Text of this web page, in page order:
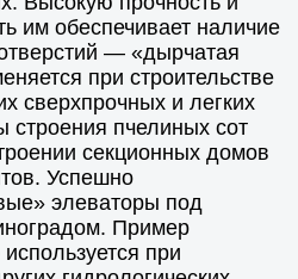
им обеспечивает наличие
— «дырчатая
при строительстве
сверхпрочных и легких
строения пчелиных сот
секционных домов
Успешно
элеваторы под
Пример
при